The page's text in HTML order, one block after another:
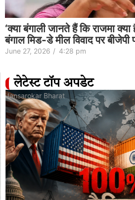
‘क्या बंगाली जानते हैं कि राजमा
बंगाल मिड-डे मील विवाद पर बीजेपी
June 27, 2026 / 4:28 pm
लेटेस्ट टॉप अपडेट
Jansarokar Bharat